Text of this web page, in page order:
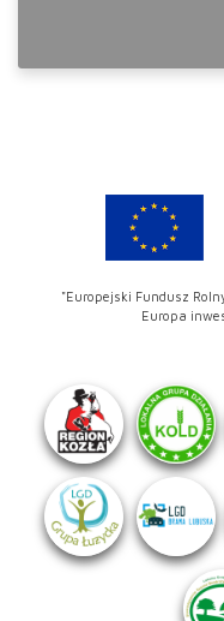
"Europejski Fundusz
Europa